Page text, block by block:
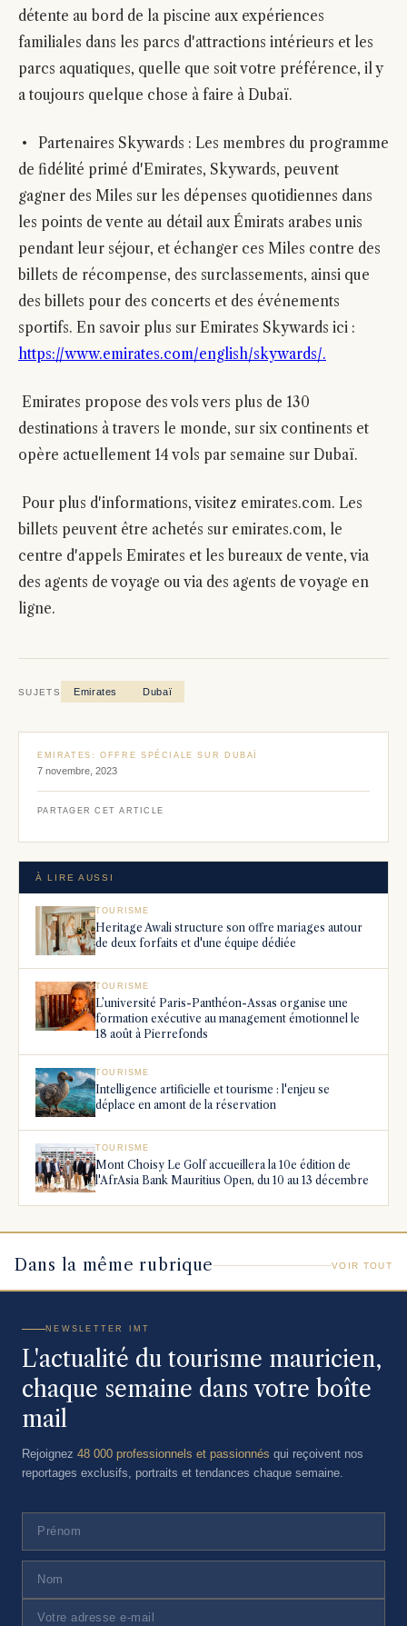
détente au bord de la piscine aux expériences
familiales dans les parcs d'attractions intérieurs et les
parcs aquatiques, quelle que soit votre préférence, il y
a toujours quelque chose à faire à Dubaï.
• Partenaires Skywards : Les membres du programme
de fidélité primé d'Emirates, Skywards, peuvent
gagner des Miles sur les dépenses quotidiennes dans
les points de vente au détail aux Émirats arabes unis
pendant leur séjour, et échanger ces Miles contre des
billets de récompense, des surclassements, ainsi que
des billets pour des concerts et des événements
sportifs. En savoir plus sur Emirates Skywards ici :
https://www.emirates.com/english/skywards/.
Emirates propose des vols vers plus de 130
destinations à travers le monde, sur six continents et
opère actuellement 14 vols par semaine sur Dubaï.
Pour plus d'informations, visitez emirates.com. Les
billets peuvent être achetés sur emirates.com, le
centre d'appels Emirates et les bureaux de vente, via
des agents de voyage ou via des agents de voyage en
ligne.
SUJETS Emirates Dubaï
EMIRATES: OFFRE SPÉCIALE SUR DUBAÏ
7 novembre, 2023
PARTAGER CET ARTICLE
À LIRE AUSSI
TOURISME
Heritage Awali structure son offre mariages autour
de deux forfaits et d'une équipe dédiée
TOURISME
L’université Paris-Panthéon-Assas organise une
formation exécutive au management émotionnel le
18 août à Pierrefonds
TOURISME
Intelligence artificielle et tourisme : l'enjeu se
déplace en amont de la réservation
TOURISME
Mont Choisy Le Golf accueillera la 10e édition de
l'AfrAsia Bank Mauritius Open, du 10 au 13 décembre
Dans la même rubrique VOIR TOUT
NEWSLETTER IMT
L'actualité du tourisme mauricien,
chaque semaine dans votre boîte
mail
Rejoignez 48 000 professionnels et passionnés qui reçoivent nos
reportages exclusifs, portraits et tendances chaque semaine.